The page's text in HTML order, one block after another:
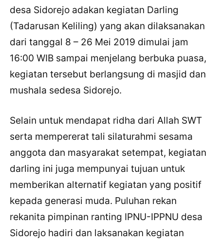
desa Sidorejo adakan kegiatan Darling
(Tadarusan Keliling) yang akan dilaksanakan
dari tanggal 8 – 26 Mei 2019 dimulai jam
16:00 WIB sampai menjelang berbuka puasa,
kegiatan tersebut berlangsung di masjid dan
mushala sedesa Sidorejo.
Selain untuk mendapat ridha dari Allah SWT
serta mempererat tali silaturahmi sesama
anggota dan masyarakat setempat, kegiatan
darling ini juga mempunyai tujuan untuk
memberikan alternatif kegiatan yang positif
kepada generasi muda. Puluhan rekan
rekanita pimpinan ranting IPNU-IPPNU desa
Sidorejo hadiri dan laksanakan kegiatan